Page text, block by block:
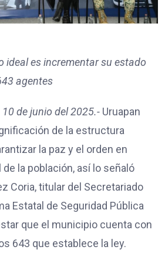
ideal es incrementar su estado
agentes
de junio del 2025.- Uruapan
de la estructura
la paz y el orden en
la población, así lo señaló
Coria, titular del Secretariado
Estatal de Seguridad Pública
que el municipio cuenta con
643 que establece la ley.